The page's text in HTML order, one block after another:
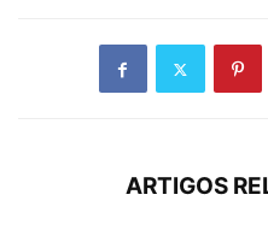
ARTIGOS